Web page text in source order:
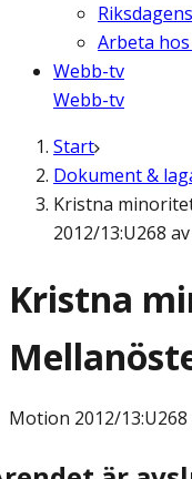
Arbeta
Webb-tv
Webb-tv
Start
Dokument &
Kristna
2012/13:U268
Kristna
Motion 2012/